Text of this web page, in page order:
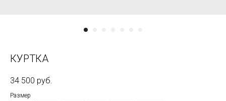
КУРТКА
34 500 руб.
Размер